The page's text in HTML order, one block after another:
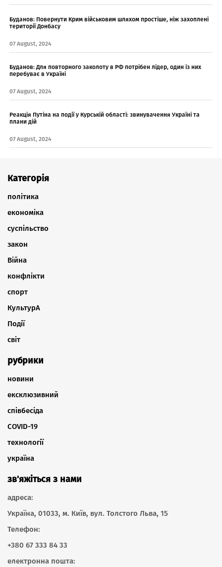
Буданов: Повернути Крим військовим шляхом простіше, ніж захоплені
території Донбасу
07 August, 2024
Буданов: Для повторного заколоту в РФ потрібен лідер, один із них
перебуває в Україні
07 August, 2024
Реакція Путіна на події у Курській області: звинувачення Україні та
плани дій
07 August, 2024
Категорія
політика
економіка
суспільство
закон
Війна
конфлікти
спорт
КультурА
Події
світ
рубрики
новини
ексклюзивний
співбесіда
COVID-19
технології
україна
зв'яжіться з нами
адреса:
Україна, 01033, м. Київ, вул. Толстого Льва, 15
Телефон:
+380 67 333 84 33
електронна пошта: